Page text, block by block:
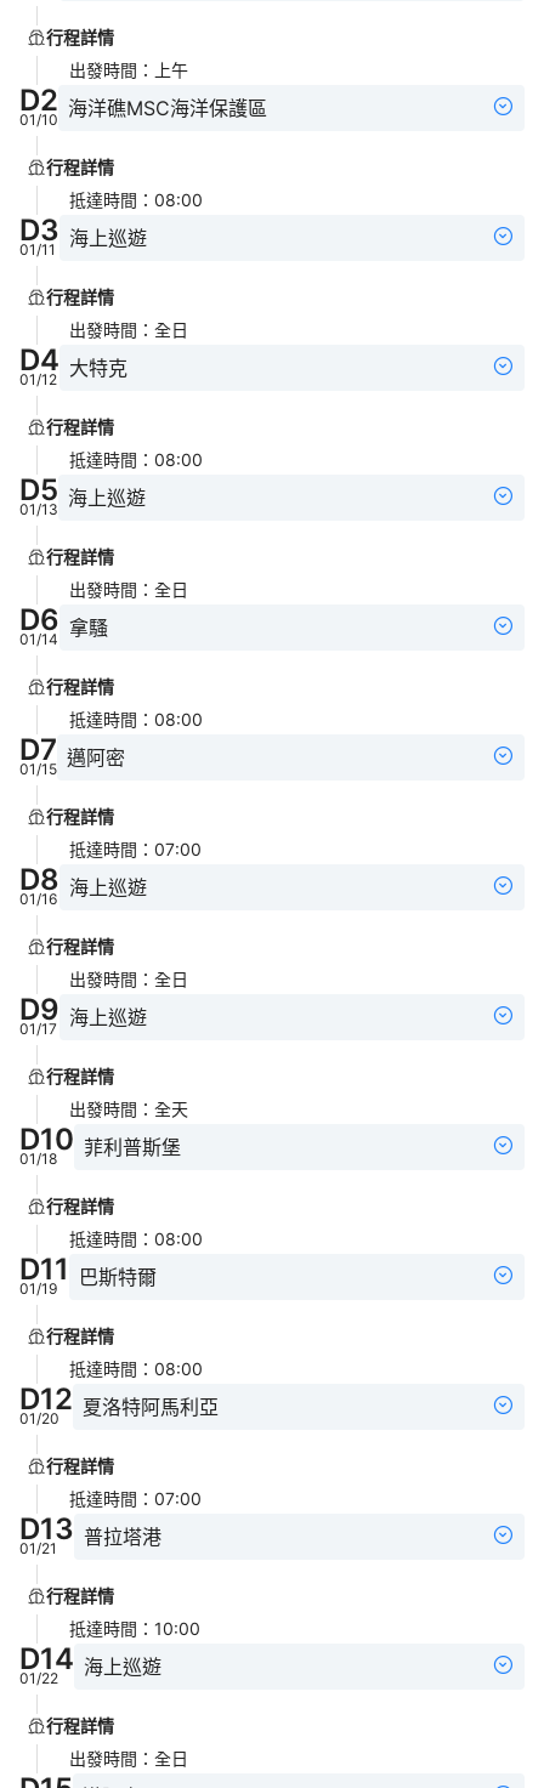
行程詳情
出發時間 ： 上午
D2
01/10 海洋礁MSC海洋保護區
行程詳情
抵達時間 ： 08:00
D3
01/11 海上巡遊
行程詳情
出發時間 ： 全日
D4
01/12 大特克
行程詳情
抵達時間 ： 08:00
D5
01/13 海上巡遊
行程詳情
出發時間 ： 全日
D6
01/14 拿騷
行程詳情
抵達時間 ： 08:00
D7
01/15 邁阿密
行程詳情
抵達時間 ： 07:00
D8
01/16 海上巡遊
行程詳情
出發時間 ： 全日
D9
01/17 海上巡遊
行程詳情
出發時間 ： 全天
D10
01/18 菲利普斯堡
行程詳情
抵達時間 ： 08:00
D11
01/19 巴斯特爾
行程詳情
抵達時間 ： 08:00
D12
01/20 夏洛特阿馬利亞
行程詳情
抵達時間 ： 07:00
D13
01/21 普拉塔港
行程詳情
抵達時間 ： 10:00
D14
01/22 海上巡遊
行程詳情
出發時間 ： 全日